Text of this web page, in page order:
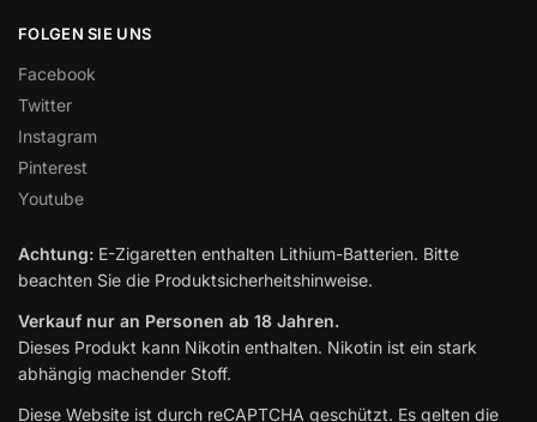
FOLGEN SIE UNS
Facebook
Twitter
Instagram
Pinterest
Youtube
Achtung: E-Zigaretten enthalten Lithium-Batterien. Bitte
beachten Sie die Produktsicherheitshinweise.
Verkauf nur an Personen ab 18 Jahren.
Dieses Produkt kann Nikotin enthalten. Nikotin ist ein stark
abhängig machender Stoff.
Diese Website ist durch reCAPTCHA geschützt. Es gelten die